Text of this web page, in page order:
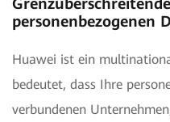
personenbezogenen
Huawei ist ein
bedeutet, dass Ihre
verbundenen